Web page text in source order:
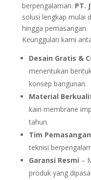
berpengalaman. PT.
solusi lengkap mulai
hingga pemasangan.
Keunggulan kami
Desain Gratis &
menentukan
konsep bangunan.
Material
kain membrane
tahun.
Tim
teknisi
Garansi Resmi –
produk yang